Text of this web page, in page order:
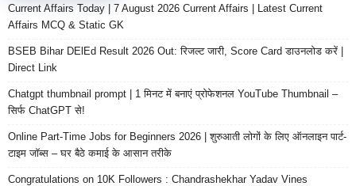
Current Affairs Today | 7 August 2026 Current Affairs | Latest Current
Affairs MCQ & Static GK
BSEB Bihar DElEd Result 2026 Out: रिजल्ट जारी, Score Card डाउनलोड करें |
Direct Link
Chatgpt thumbnail prompt | 1 मिनट में बनाएं प्रोफेशनल YouTube Thumbnail –
सिर्फ ChatGPT से!
Online Part-Time Jobs for Beginners 2026 | शुरुआती लोगों के लिए ऑनलाइन पार्ट-
टाइम जॉब्स – घर बैठे कमाई के आसान तरीके
Congratulations on 10K Followers : Chandrashekhar Yadav Vines